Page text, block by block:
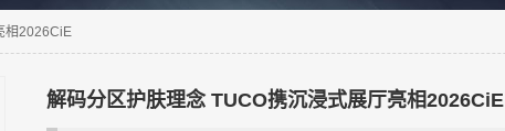
相2026CiE
解码分区护肤理念 TUCO携沉浸式展厅亮相2026CiE